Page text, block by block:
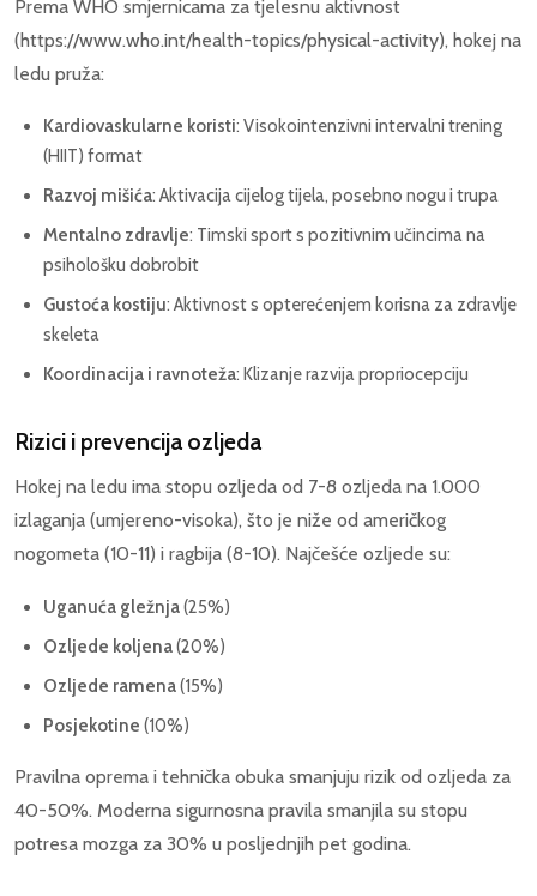
Prema WHO smjernicama za tjelesnu aktivnost
(https://www.who.int/health-topics/physical-activity), hokej na
ledu pruža:
Kardiovaskularne koristi: Visokointenzivni intervalni trening
(HIIT) format
Razvoj mišića: Aktivacija cijelog tijela, posebno nogu i trupa
Mentalno zdravlje: Timski sport s pozitivnim učincima na
psihološku dobrobit
Gustoća kostiju: Aktivnost s opterećenjem korisna za zdravlje
skeleta
Koordinacija i ravnoteža: Klizanje razvija propriocepciju
Rizici i prevencija ozljeda
Hokej na ledu ima stopu ozljeda od 7-8 ozljeda na 1.000
izlaganja (umjereno-visoka), što je niže od američkog
nogometa (10-11) i ragbija (8-10). Najčešće ozljede su:
Uganuća gležnja(25%)
Ozljede koljena(20%)
Ozljede ramena(15%)
Posjekotine (10%)
Pravilna oprema i tehnička obuka smanjuju rizik od ozljeda za
40-50%. Moderna sigurnosna pravila smanjila su stopu
potresa mozga za 30% u posljednjih pet godina.